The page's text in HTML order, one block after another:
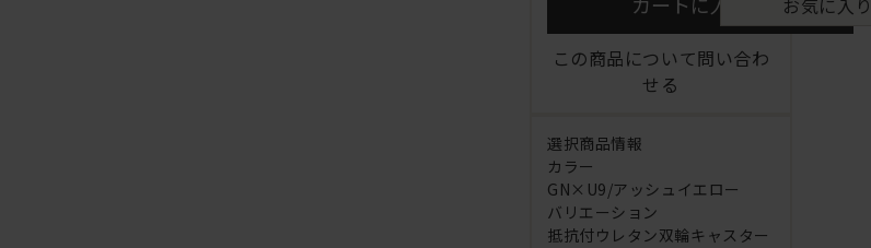
この商品について問い合わ
せる
選択商品情報
カラー
GN×U9/アッシュイエロー
バリエーション
抵抗付ウレタン双輪キャスター